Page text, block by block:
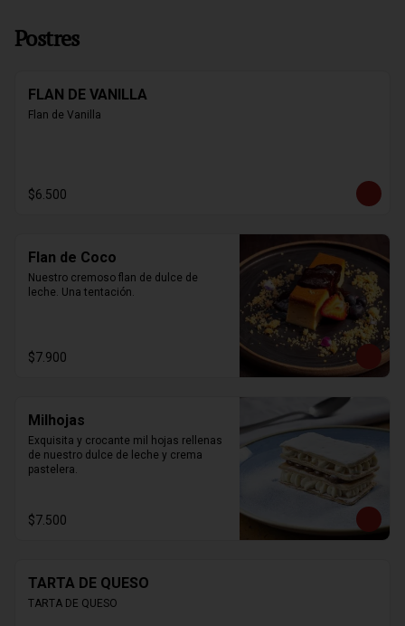
Postres
FLAN DE VANILLA
Flan de Vanilla
$6.500
Flan de Coco
Nuestro cremoso flan de dulce de
leche. Una tentación.
$7.900
Milhojas
Exquisita y crocante mil hojas rellenas
de nuestro dulce de leche y crema
pastelera.
$7.500
TARTA DE QUESO
TARTA DE QUESO